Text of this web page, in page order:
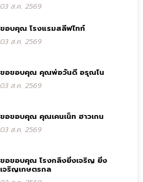
03 ส.ค. 2569
ขอบคุณ โรงแรมสลีฟไทท์
03 ส.ค. 2569
ขอขอบคุณ คุณพ่อวันดี อรุณโน
03 ส.ค. 2569
ขอขอบคุณ คุณเคนเน็ท ฮาวเกน
03 ส.ค. 2569
ขอขอบคุณ โรงกลึงยิ่งเจริญ ยิ่ง
เจริญเกษตรกล